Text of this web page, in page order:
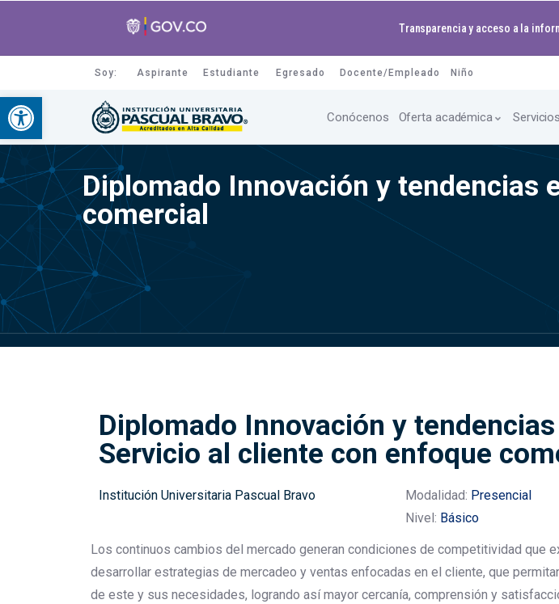
Abrir barra de herramientas
Transparencia y acceso a la
Soy: Aspirante Estudiante Egresado Docente/Empleado Niño
Conócenos Oferta académica
Diplomado Innovación y tendencias
comercial
Diplomado Innovación y
Servicio al cliente con enfoque
Institución Universitaria Pascual Bravo Modalidad: Presencial
Nivel: Básico
Los continuos cambios del mercado generan condiciones de competitividad que
desarrollar estrategias de mercadeo y ventas enfocadas en el cliente, que
de este y sus necesidades, logrando así mayor cercanía, comprensión y